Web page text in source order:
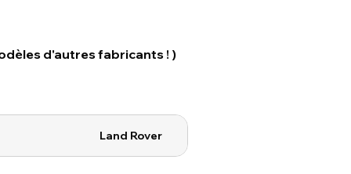
d'autres fabricants ! )
Land Rover